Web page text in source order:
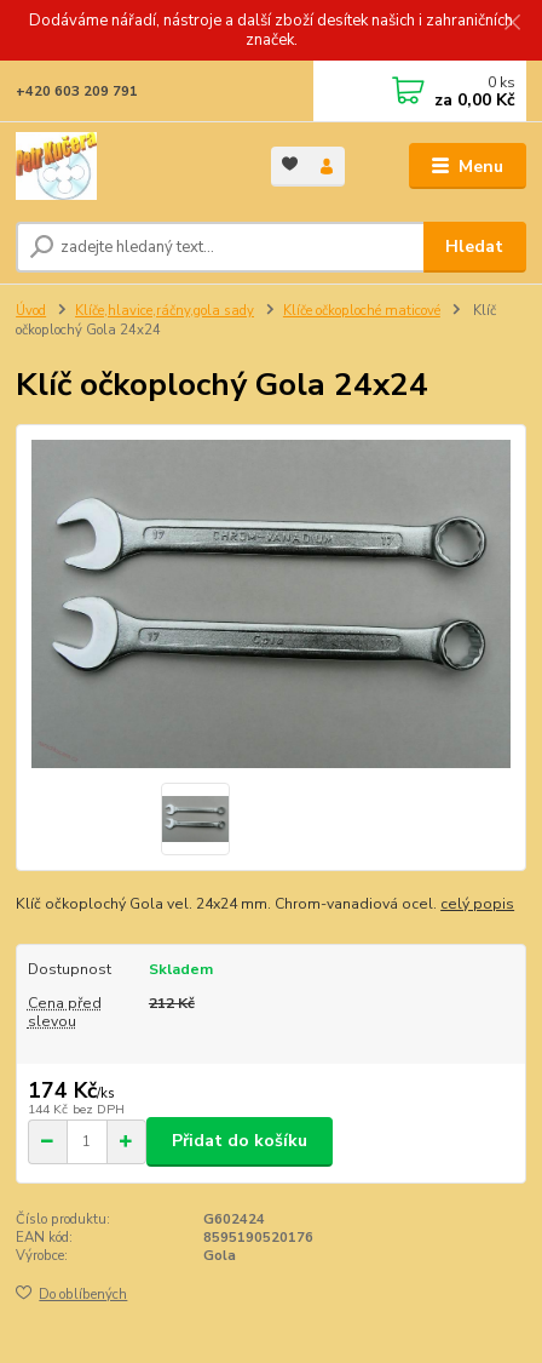
Dodáváme nářadí, nástroje a další zboží desítek našich i zahraničních
značek.
Menu
Hledat
+420 603 209 791 0 ks
za 0,00 Kč
Úvod Klíče,hlavice,ráčny,gola sady Klíče očkoploché maticové
Klíč
očkoplochý Gola 24x24
Klíč očkoplochý Gola 24x24
Klíč očkoplochý Gola vel. 24x24 mm. Chrom-vanadiová ocel. celý popis
Dostupnost
Skladem
Cena před
slevou
212 Kč
174 Kč/ks
144 Kč bez DPH
Přidat do košíku
Číslo produktu:
G602424
EAN kód:
8595190520176
Výrobce:
Gola
Do oblíbených